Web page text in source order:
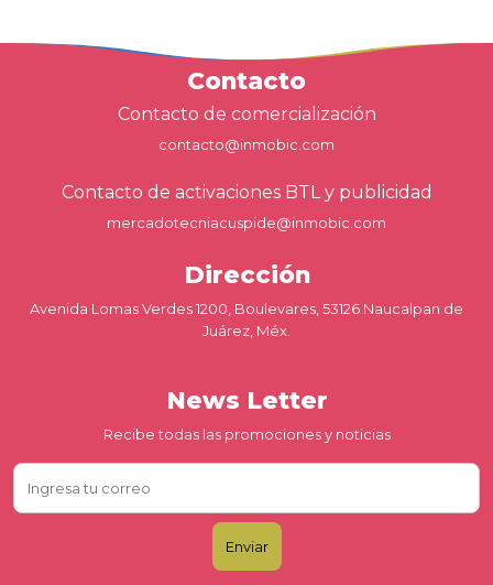
Contacto
Contacto de comercialización
contacto@inmobic.com
Contacto de activaciones BTL y publicidad
mercadotecniacuspide@inmobic.com
Dirección
Avenida Lomas Verdes 1200, Boulevares, 53126 Naucalpan de
Juárez, Méx.
News Letter
Recibe todas las promociones y noticias